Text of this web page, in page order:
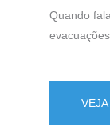
Quando